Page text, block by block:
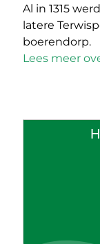
Al in 1315
latere
boerendorp.
Lees meer